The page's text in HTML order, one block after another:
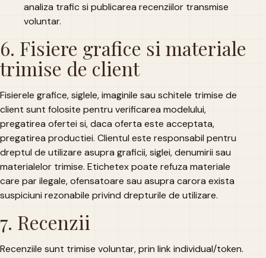
analiza trafic si publicarea recenziilor transmise
voluntar.
6. Fisiere grafice si materiale
trimise de client
Fisierele grafice, siglele, imaginile sau schitele trimise de
client sunt folosite pentru verificarea modelului,
pregatirea ofertei si, daca oferta este acceptata,
pregatirea productiei. Clientul este responsabil pentru
dreptul de utilizare asupra graficii, siglei, denumirii sau
materialelor trimise. Etichetex poate refuza materiale
care par ilegale, ofensatoare sau asupra carora exista
suspiciuni rezonabile privind drepturile de utilizare.
7. Recenzii
Recenziile sunt trimise voluntar, prin link individual/token.